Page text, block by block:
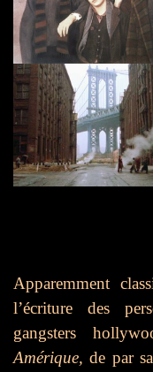
Apparemment
l’écriture des
gangsters
Amérique, de par